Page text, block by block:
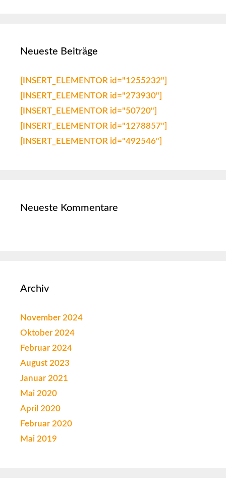
Neueste Beiträge
[INSERT_ELEMENTOR id="1255232"]
[INSERT_ELEMENTOR id="273930"]
[INSERT_ELEMENTOR id="50720"]
[INSERT_ELEMENTOR id="1278857"]
[INSERT_ELEMENTOR id="492546"]
Neueste Kommentare
Archiv
November 2024
Oktober 2024
Februar 2024
August 2023
Januar 2021
Mai 2020
April 2020
Februar 2020
Mai 2019